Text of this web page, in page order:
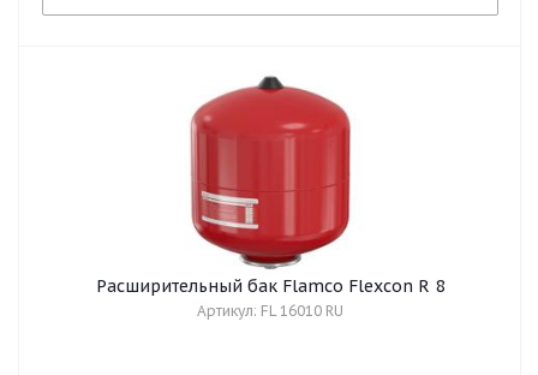
Расширительный бак Flamco Flexcon R 8
Артикул: FL 16010 RU